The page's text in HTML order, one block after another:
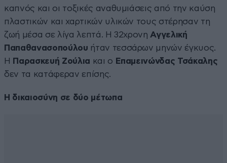
καπνός και οι τοξικές αναθυμιάσεις από την καύση
πλαστικών και χαρτικών υλικών τους στέρησαν τη
ζωή μέσα σε λίγα λεπτά. Η 32χρονη Αγγελική
Παπαθανασοπούλου ήταν τεσσάρων μηνών έγκυος.
Η Παρασκευή Ζούλια και ο Επαμεινώνδας Τσάκαλης
δεν τα κατάφεραν επίσης.
Η δικαιοσύνη σε δύο μέτωπα